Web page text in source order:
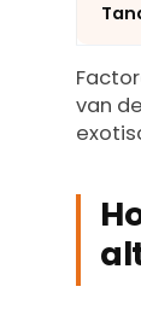
van de